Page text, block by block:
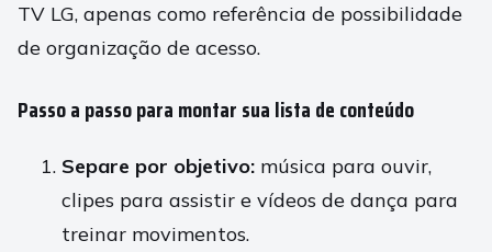
TV LG, apenas como referência de possibilidade
de organização de acesso.
Passo a passo para montar sua lista de conteúdo
Separe por objetivo: música para ouvir,
clipes para assistir e vídeos de dança para
treinar movimentos.